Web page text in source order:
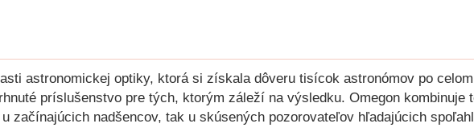
astronomickej optiky, ktorá si získala dôveru tisícok astronómov po
príslušenstvo pre tých, ktorým záleží na výsledku. Omegon kombinuje
začínajúcich nadšencov, tak u skúsených pozorovateľov hľadajúcich